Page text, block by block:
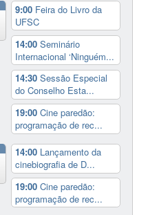
9:00 Feira do Livro da
UFSC
14:00Seminário
Internacional ‘Ninguém...
14:30Sessão Especial
do Conselho Esta...
19:00Cine paredão:
programação de rec...
14:00 Lançamento da
cinebiografia de D...
19:00Cine paredão:
programação de rec...